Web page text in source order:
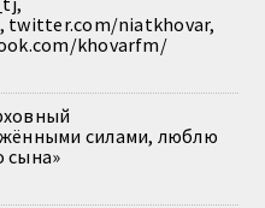
twitter.com/niatkhovar,
khovarfm/
силами, люблю
сына»